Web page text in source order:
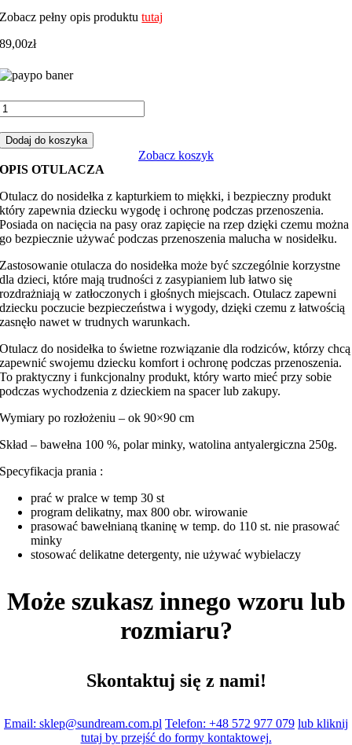
Zobacz pełny opis produktututaj
89,00zł
Dodaj do koszyka
Zobacz koszyk
OPIS OTULACZA
Otulacz do nosidełka z kapturkiem to miękki, i bezpieczny produkt
który zapewnia dziecku wygodę i ochronę podczas przenoszenia.
Posiada on nacięcia na pasy oraz zapięcie na rzep dzięki czemu można
go bezpiecznie używać podczas przenoszenia malucha w nosidełku.
Zastosowanie otulacza do nosidełka może być szczególnie korzystne
dla dzieci, które mają trudności z zasypianiem lub łatwo się
rozdrażniają w zatłoczonych i głośnych miejscach. Otulacz zapewni
dziecku poczucie bezpieczeństwa i wygody, dzięki czemu z łatwością
zasnęło nawet w trudnych warunkach.
Otulacz do nosidełka to świetne rozwiązanie dla rodziców, którzy chcą
zapewnić swojemu dziecku komfort i ochronę podczas przenoszenia.
To praktyczny i funkcjonalny produkt, który warto mieć przy sobie
podczas wychodzenia z dzieckiem na spacer lub zakupy.
Wymiary po rozłożeniu – ok 90×90 cm
Skład – bawełna 100 %, polar minky, watolina antyalergiczna 250g.
Specyfikacja prania :
prać w pralce w temp 30 st
program delikatny, max 800 obr. wirowanie
prasować bawełnianą tkaninę w temp. do 110 st. nie prasować
minky
stosować delikatne detergenty, nie używać wybielaczy
Może szukasz innego wzoru lub
rozmiaru?
Skontaktuj się z nami!
Email: sklep@sundream.com.pl Telefon: +48 572 977 079 lub kliknij
tutaj by przejść do formy kontaktowej.